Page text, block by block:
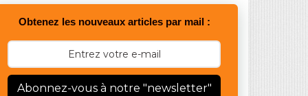
Obtenez les nouveaux articles par mail :
Abonnez-vous à notre "newsletter"